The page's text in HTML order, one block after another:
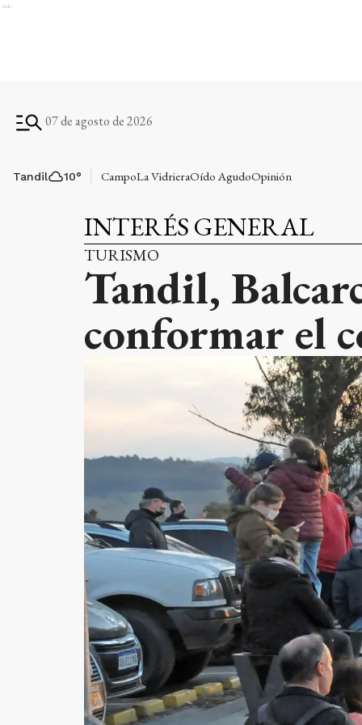
Ads
07 de agosto de 2026
Tandil 10° CampoLa VidrieraOído AgudoOpinión
INTERÉS GENERAL
TURISMO
Tandil,
conformar el